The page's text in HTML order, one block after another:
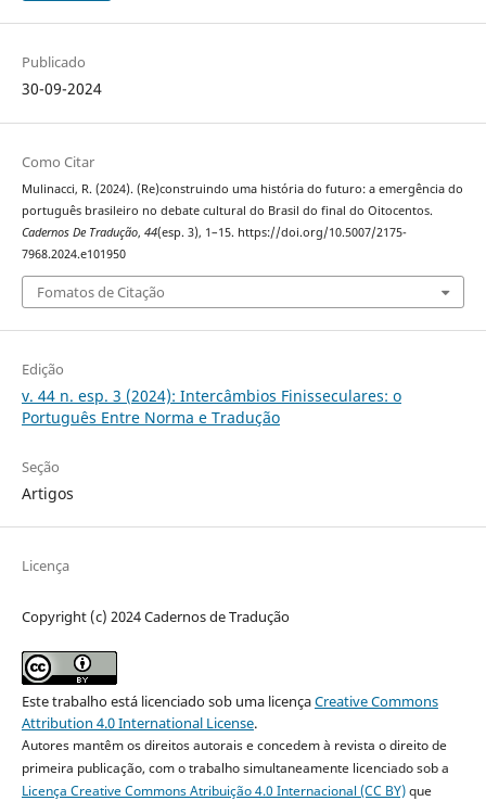
Publicado
30-09-2024
Como Citar
Mulinacci, R. (2024). (Re)construindo uma história do futuro: a emergência do
português brasileiro no debate cultural do Brasil do final do Oitocentos.
Cadernos De Tradução, 44(esp. 3), 1–15. https://doi.org/10.5007/2175-
7968.2024.e101950
Fomatos de Citação
Edição
v. 44 n. esp. 3 (2024): Intercâmbios Finisseculares: o
Português Entre Norma e Tradução
Seção
Artigos
Licença
Copyright (c) 2024 Cadernos de Tradução
Este trabalho está licenciado sob uma licençaCreative Commons
Attribution 4.0 International License.
Autores mantêm os direitos autorais e concedem à revista o direito de
primeira publicação, com o trabalho simultaneamente licenciado sob a
Licença Creative Commons Atribuição 4.0 Internacional (CC BY)que